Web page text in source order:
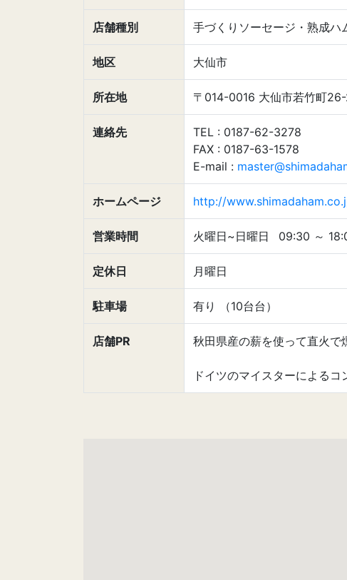
店舗種別 手づくりソーセージ・熟成ハ
地区 大仙市
所在地 〒014-0016 大仙市若竹町
連絡先
TEL : 0187-62-3278
FAX : 0187-63-1578
E-mail :
ホームページ http://
営業時間 火曜日~日曜日 09:30 ～
定休日 月曜日
駐車場 有り （10台台）
店舗PR 秋田県産の薪を使って直火で
ドイツのマイスターによる